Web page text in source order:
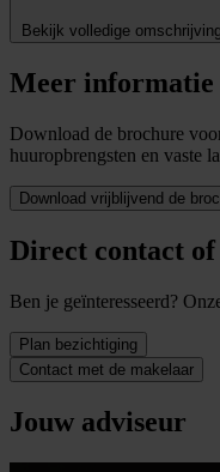
Bekijk volledige omschrijving
Meer informatie
Download de brochure
huuropbrengsten en vaste
Download vrijblijvend de
Direct contact
Ben je geïnteresseerd?
Plan bezichtiging
Contact met de makelaar
Jouw adviseur